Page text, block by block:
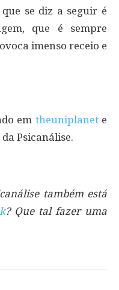
se diz a seguir é
que é sempre
imenso receio e
em theuniplanete
Psicanálise.
também está
? Que tal fazer uma